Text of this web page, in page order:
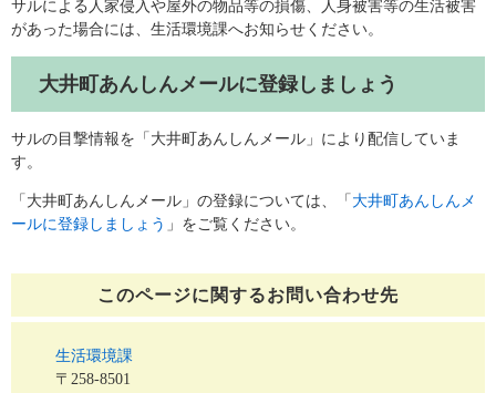
サルによる人家侵入や屋外の物品等の損傷、人身被害等の生活被害
があった場合には、生活環境課へお知らせください。
大井町あんしんメールに登録しましょう
サルの目撃情報を「大井町あんしんメール」により配信していま
す。
「大井町あんしんメール」の登録については、「 大井町あんしんメ
ールに登録しましょう 」をご覧ください。​
このページに関するお問い合わせ先
生活環境課
〒258-8501